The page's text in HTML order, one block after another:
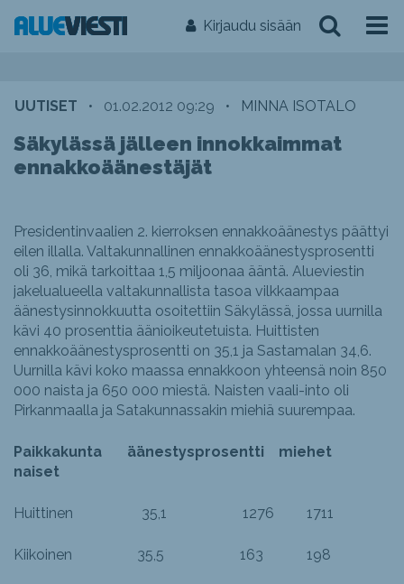
Kirjaudu sisään
UUTISET • 01.02.2012 09:29 • MINNA ISOTALO
Säkylässä jälleen innokkaimmat
ennakkoäänestäjät
Presidentinvaalien 2. kierroksen ennakkoäänestys päättyi
eilen illalla. Valtakunnallinen ennakkoäänestysprosentti
oli 36, mikä tarkoittaa 1,5 miljoonaa ääntä. Alueviestin
jakelualueella valtakunnallista tasoa vilkkaampaa
äänestysinnokkuutta osoitettiin Säkylässä, jossa uurnilla
kävi 40 prosenttia äänioikeutetuista. Huittisten
ennakkoäänestysprosentti on 35,1 ja Sastamalan 34,6.
Uurnilla kävi koko maassa ennakkoon yhteensä noin 850
000 naista ja 650 000 miestä. Naisten vaali-into oli
Pirkanmaalla ja Satakunnassakin miehiä suurempaa.
Paikkakunta äänestysprosentti miehet
naiset
Huittinen 35,1 1276 1711
Kiikoinen 35,5 163 198